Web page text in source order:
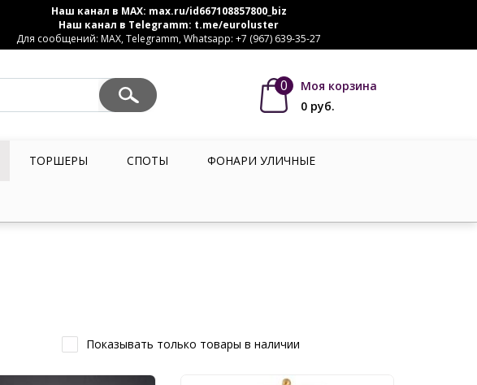
Наш канал в MAX: max.ru/id667108857800_biz
Наш канал в Telegramm: t.me/euroluster
Для сообщений: MAX, Telegramm, Whatsapp: +7 (967) 639-35-27
0
Моя корзина
0 руб.
ТОРШЕРЫ СПОТЫ ФОНАРИ УЛИЧНЫЕ
Показывать только товары в наличии